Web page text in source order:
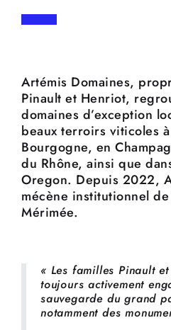
Artémis Domaines,
Pinault et Henriot,
domaines d’exception
beaux terroirs viticoles
Bourgogne, en
du Rhône, ainsi que
Oregon. Depuis 2022,
mécène institutionnel
Mérimée.
« Les familles Pinault
toujours activement
sauvegarde du grand
notamment des